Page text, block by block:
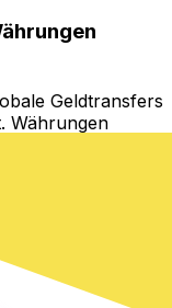
Geldtransfers
Währungen
und